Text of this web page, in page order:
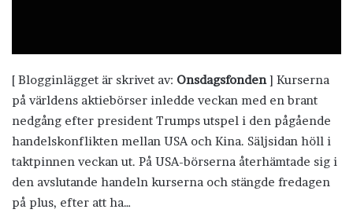
[ Blogginlägget är skrivet av: Onsdagsfonden] Kurserna
på världens aktiebörser inledde veckan med en brant
nedgång efter president Trumps utspel i den pågående
handelskonflikten mellan USA och Kina. Säljsidan höll i
taktpinnen veckan ut. På USA-börserna återhämtade sig i
den avslutande handeln kurserna och stängde fredagen
på plus, efter att ha…